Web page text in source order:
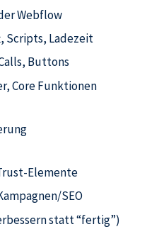
Webflow
Scripts, Ladezeit
Buttons
Core Funktionen
Elemente
SEO
statt “fertig”)